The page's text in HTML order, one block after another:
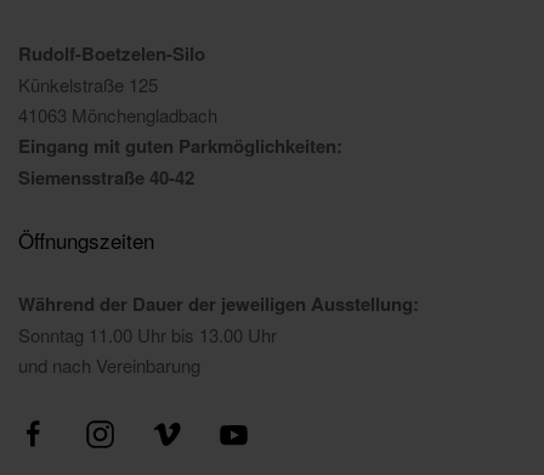
Rudolf-Boetzelen-Silo
Künkelstraße 125
41063 Mönchengladbach
Eingang mit guten Parkmöglichkeiten:
Siemensstraße 40-42
Öffnungszeiten
Während der Dauer der jeweiligen Ausstellung:
Sonntag 11.00 Uhr bis 13.00 Uhr
und nach Vereinbarung